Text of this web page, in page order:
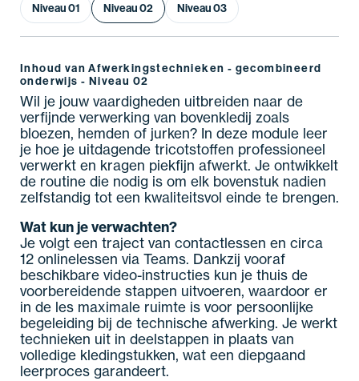
Niveau 01 Niveau 02 Niveau 03
Inhoud van Afwerkingstechnieken - gecombineerd
onderwijs - Niveau 02
Wil je jouw vaardigheden uitbreiden naar de
verfijnde verwerking van bovenkledij zoals
bloezen, hemden of jurken? In deze module leer
je hoe je uitdagende tricotstoffen professioneel
verwerkt en kragen piekfijn afwerkt. Je ontwikkelt
de routine die nodig is om elk bovenstuk nadien
zelfstandig tot een kwaliteitsvol einde te brengen.
Wat kun je verwachten?
Je volgt een traject van contactlessen en circa
12 onlinelessen via Teams. Dankzij vooraf
beschikbare video-instructies kun je thuis de
voorbereidende stappen uitvoeren, waardoor er
in de les maximale ruimte is voor persoonlijke
begeleiding bij de technische afwerking. Je werkt
technieken uit in deelstappen in plaats van
volledige kledingstukken, wat een diepgaand
leerproces garandeert.